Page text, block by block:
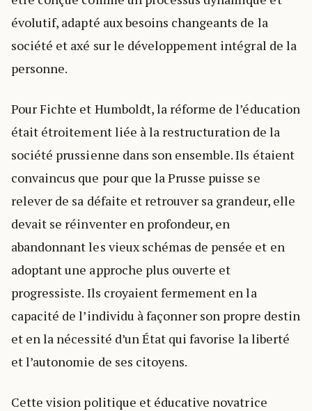
évolutif, adapté aux besoins changeants de la
société et axé sur le développement intégral de la
personne.
Pour Fichte et Humboldt, la réforme de l’éducation
était étroitement liée à la restructuration de la
société prussienne dans son ensemble. Ils étaient
convaincus que pour que la Prusse puisse se
relever de sa défaite et retrouver sa grandeur, elle
devait se réinventer en profondeur, en
abandonnant les vieux schémas de pensée et en
adoptant une approche plus ouverte et
progressiste. Ils croyaient fermement en la
capacité de l’individu à façonner son propre destin
et en la nécessité d’un État qui favorise la liberté
et l’autonomie de ses citoyens.
Cette vision politique et éducative novatrice